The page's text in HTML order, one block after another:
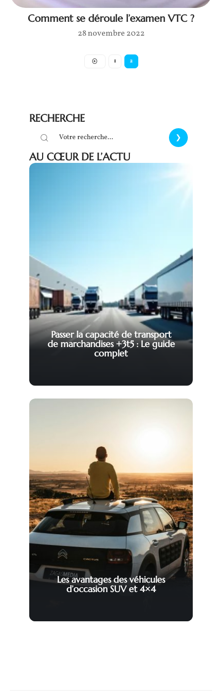
Comment se déroule l’examen VTC ?
28 novembre 2022
1 2
RECHERCHE
AU CŒUR DE L’ACTU
Passer la capacité de transport
de marchandises +3t5 : Le guide
complet
Les avantages des véhicules
d’occasion SUV et 4×4